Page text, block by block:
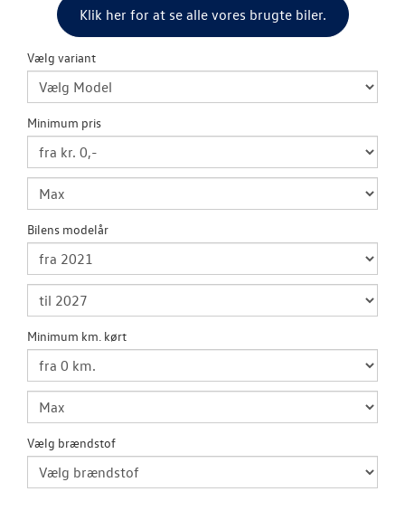
JOB OG
Klik her for at se alle vores brugte biler.
Vælg variant
Minimum pris
Bilens modelår
Minimum km. kørt
Vælg brændstof